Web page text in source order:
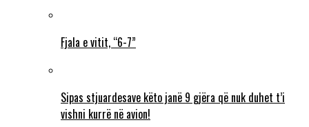
Fjala e vitit, “6-7”
Sipas stjuardesave këto janë 9 gjëra që nuk duhet t’i
vishni kurrë në avion!